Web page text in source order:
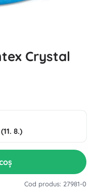
Crystal
8.)
Cod produs: 27981-0